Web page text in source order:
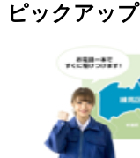
ピックアップ